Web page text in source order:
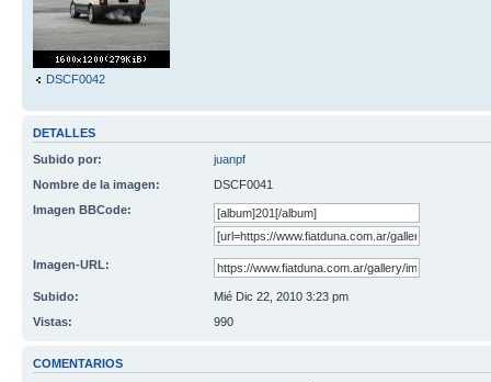
DSCF0042
DETALLES
Subido por:
juanpf
Nombre de la imagen:
DSCF0041
Imagen BBCode:
Imagen-URL:
Subido:
Mié Dic 22, 2010 3:23 pm
Vistas:
990
COMENTARIOS